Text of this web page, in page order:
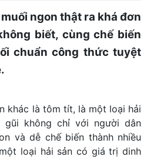
ngon thật ra khá đơn
biết, cùng chế biến
chuẩn công thức tuyệt
khác là tôm tít, là một loại hải
gũi không chỉ với người dân
và dễ chế biến thành nhiều
loại hải sản có giá trị dinh